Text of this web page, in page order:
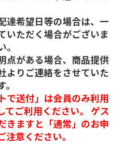
達希望日等の場合は、一
いただく場合がございま
点がある場合、商品提供
よりご連絡をさせていた
で送付」は会員のみ利用
てご利用ください。 ゲス
きますと「通常」のお申
意ください。